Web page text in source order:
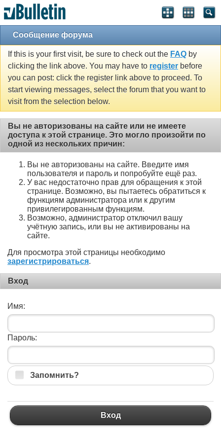
Сообщение форума
If this is your first visit, be sure to check out the FAQ by
clicking the link above. You may have to register before
you can post: click the register link above to proceed. To
start viewing messages, select the forum that you want to
visit from the selection below.
Вы не авторизованы на сайте или не имеете
доступа к этой странице. Это могло произойти по
одной из нескольких причин:
Вы не авторизованы на сайте. Введите имя
пользователя и пароль и попробуйте ещё раз.
У вас недостаточно прав для обращения к этой
странице. Возможно, вы пытаетесь обратиться к
функциям администратора или к другим
привилегированным функциям.
Возможно, администратор отключил вашу
учётную запись, или вы не активированы на
сайте.
Для просмотра этой страницы необходимо
зарегистрироваться.
Вход
Имя:
Пароль:
Запомнить?
Вход